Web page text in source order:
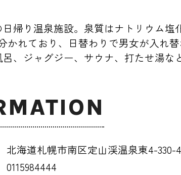
帰り温泉施設。泉質はナトリウム
かれており、日替わりで男女が入れ
、ジャグジー、サウナ、打たせ湯な
北海道札幌市南区定山渓温泉東4-330-4
0115984444